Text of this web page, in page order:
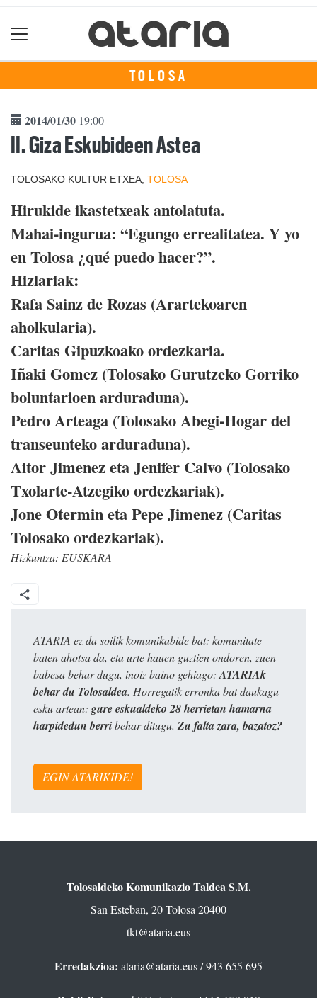
TOLOSA
2014/01/30 19:00
II. Giza Eskubideen Astea
TOLOSAKO KULTUR ETXEA, TOLOSA
Hirukide ikastetxeak antolatuta.
Mahai-ingurua: “Egungo errealitatea. Y yo
en Tolosa ¿qué puedo hacer?”.
Hizlariak:
Rafa Sainz de Rozas (Arartekoaren
aholkularia).
Caritas Gipuzkoako ordezkaria.
Iñaki Gomez (Tolosako Gurutzeko Gorriko
boluntarioen arduraduna).
Pedro Arteaga (Tolosako Abegi-Hogar del
transeunteko arduraduna).
Aitor Jimenez eta Jenifer Calvo (Tolosako
Txolarte-Atzegiko ordezkariak).
Jone Otermin eta Pepe Jimenez (Caritas
Tolosako ordezkariak).
Hizkuntza: EUSKARA
ATARIA ez da soilik komunikabide bat: komunitate
baten ahotsa da, eta urte hauen guztien ondoren, zuen
babesa behar dugu, inoiz baino gehiago:ATARIAk
behar du Tolosaldea. Horregatik erronka bat daukagu
esku artean: gure eskualdeko 28 herrietan hamarna
harpidedun berribehar ditugu. Zu falta zara, bazatoz?
EGIN ATARIKIDE!
Tolosaldeko Komunikazio Taldea S.M.
San Esteban, 20 Tolosa 20400
tkt@ataria.eus
Erredakzioa: ataria@ataria.eus/ 943 655 695